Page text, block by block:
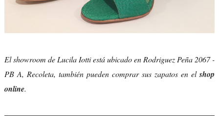
El showroom de Lucila Iotti está ubicado en Rodriguez Peña 2067 -
PB A, Recoleta, también pueden comprar sus zapatos en elshop
online.